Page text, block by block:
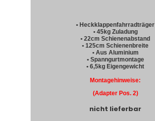
• Heckklappenfahrradträger
• 45kg Zuladung
• 22cm Schienenabstand
• 125cm Schienenbreite
• Aus Aluminium
• Spanngurtmontage
• 6,5kg Eigengewicht
Montagehinweise:
(Adapter Pos. 2)
nicht lieferbar